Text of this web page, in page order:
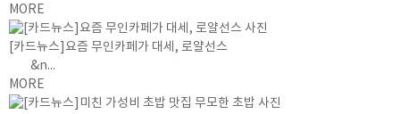
MORE
[카드뉴스]요즘 무인카페가 대세, 로얄선스
&n...
MORE